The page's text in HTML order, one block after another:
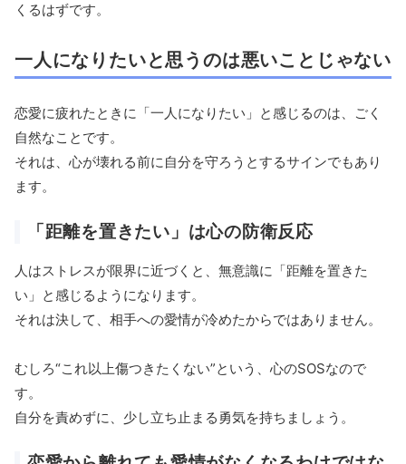
くるはずです。
一人になりたいと思うのは悪いことじゃない
恋愛に疲れたときに「一人になりたい」と感じるのは、ごく
自然なことです。
それは、心が壊れる前に自分を守ろうとするサインでもあり
ます。
「距離を置きたい」は心の防衛反応
人はストレスが限界に近づくと、無意識に「距離を置きた
い」と感じるようになります。
それは決して、相手への愛情が冷めたからではありません。
むしろ“これ以上傷つきたくない”という、心のSOSなので
す。
自分を責めずに、少し立ち止まる勇気を持ちましょう。